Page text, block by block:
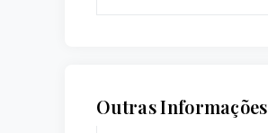
Outras Informações